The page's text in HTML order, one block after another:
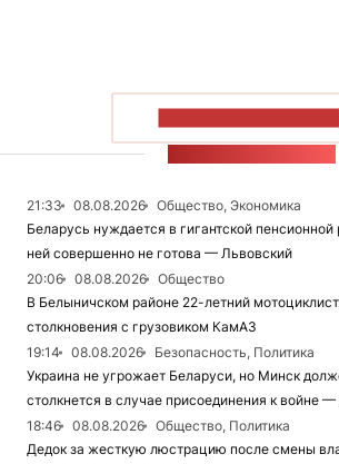
21:33 08.08.2026
Общество, Экономика
Беларусь нуждается в гигантской
ней совершенно не готова — Львовский
20:06
08.08.2026
Общество
В Белыничском районе 22-летний
столкновения с грузовиком КамАЗ
19:14
08.08.2026
Безопасность, Политика
Украина не угрожает Беларуси, но Минск
столкнется в случае присоединения к войне
18:46
08.08.2026
Общество, Политика
Дедок за жесткую люстрацию после смены